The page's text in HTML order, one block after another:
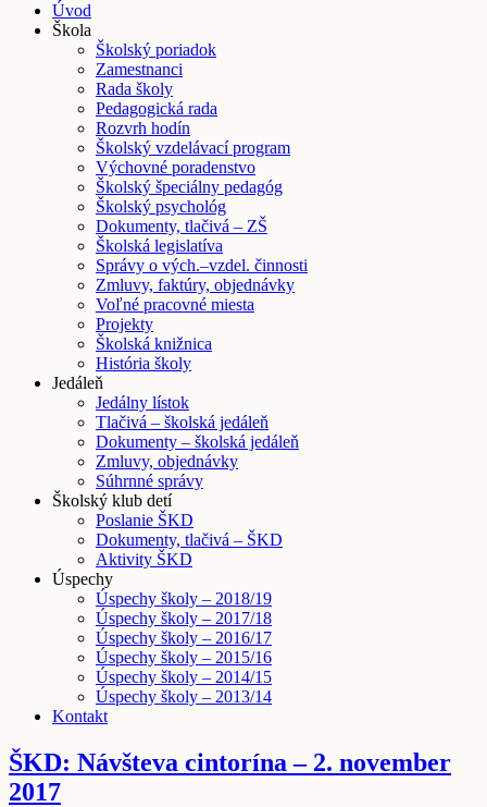
Úvod
Škola
Školský poriadok
Zamestnanci
Rada školy
Pedagogická rada
Rozvrh hodín
Školský vzdelávací program
Výchovné poradenstvo
Školský špeciálny pedagóg
Školský psychológ
Dokumenty, tlačivá – ZŠ
Školská legislatíva
Správy o vých.–vzdel. činnosti
Zmluvy, faktúry, objednávky
Voľné pracovné miesta
Projekty
Školská knižnica
História školy
Jedáleň
Jedálny lístok
Tlačivá – školská jedáleň
Dokumenty – školská jedáleň
Zmluvy, objednávky
Súhrnné správy
Školský klub detí
Poslanie ŠKD
Dokumenty, tlačivá – ŠKD
Aktivity ŠKD
Úspechy
Úspechy školy – 2018/19
Úspechy školy – 2017/18
Úspechy školy – 2016/17
Úspechy školy – 2015/16
Úspechy školy – 2014/15
Úspechy školy – 2013/14
Kontakt
ŠKD: Návšteva cintorína – 2. november
2017